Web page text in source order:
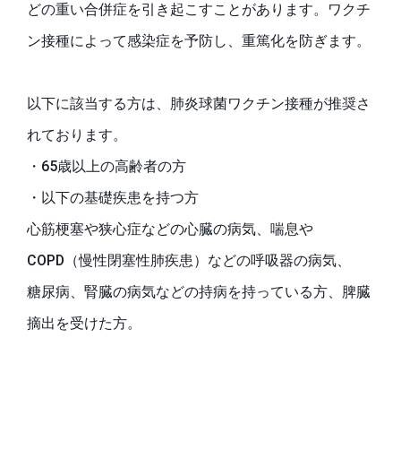
どの重い合併症を引き起こすことがあります。ワクチ
ン接種によって感染症を予防し、重篤化を防ぎます。
以下に該当する方は、肺炎球菌ワクチン接種が推奨さ
れております。
・65歳以上の高齢者の方
・以下の基礎疾患を持つ方
心筋梗塞や狭心症などの心臓の病気、喘息や
COPD（慢性閉塞性肺疾患）などの呼吸器の病気、
糖尿病、腎臓の病気などの持病を持っている方、脾臓
摘出を受けた方。